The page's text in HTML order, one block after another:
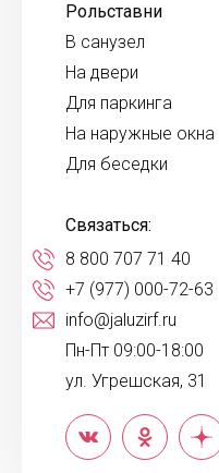
Рольставни
В санузел
На двери
Для паркинга
На наружные окна
Для беседки
Связаться:
8 800 707 71 40
+7 (977) 000-72-63
info@jaluzirf.ru
Пн-Пт 09:00-18:00
ул. Угрешская, 31